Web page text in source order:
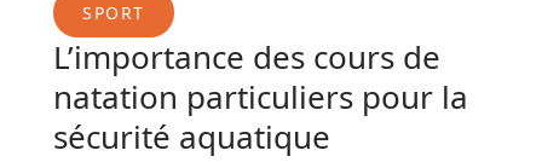
SPORT
L’importance des cours de
natation particuliers pour la
sécurité aquatique